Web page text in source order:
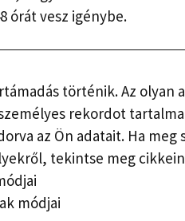
órát vesz igénybe.
történik. Az
rekordot
az Ön adatait. Ha
tekintse meg
módjai